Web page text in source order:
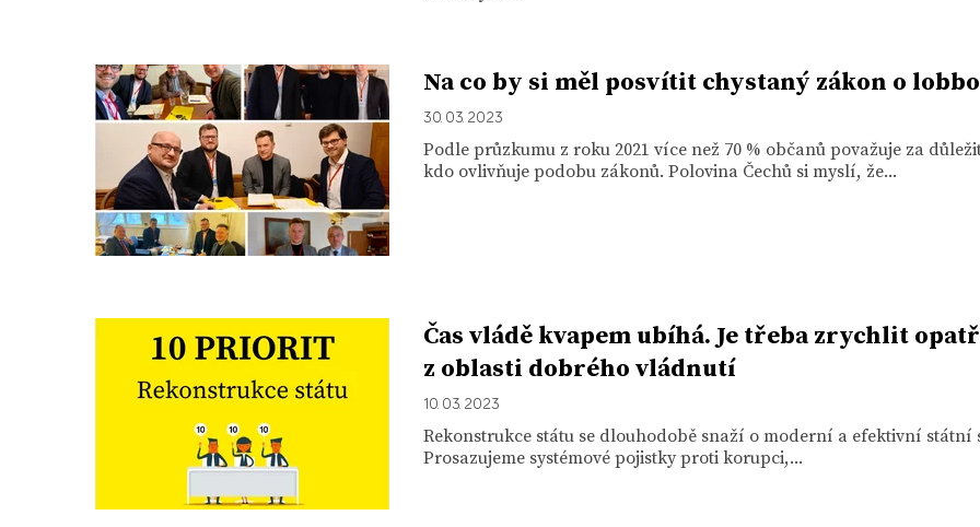
Na co by si měl posvítit chystaný zákon o
30. 03. 2023
Podle průzkumu z roku 2021 více než 70 % občanů považuje za
kdo ovlivňuje podobu zákonů. Polovina Čechů si myslí, že...
Čas vládě kvapem ubíhá. Je třeba zrychlit
z oblasti dobrého vládnutí
10. 03. 2023
Rekonstrukce státu se dlouhodobě snaží o moderní a efektivní státní
Prosazujeme systémové pojistky proti korupci,...